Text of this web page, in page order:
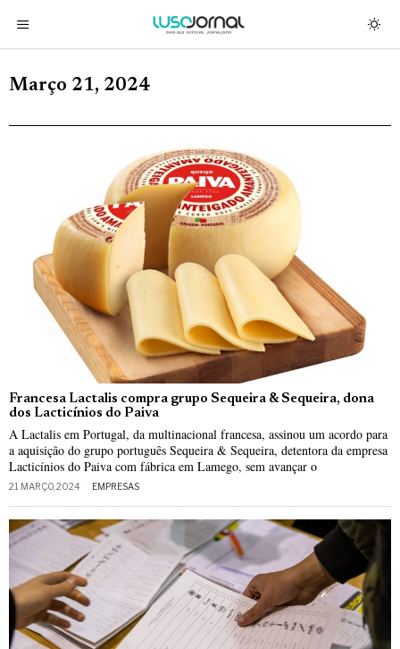
Março 21, 2024
Francesa Lactalis compra grupo Sequeira & Sequeira, dona
dos Lacticínios do Paiva
A Lactalis em Portugal, da multinacional francesa, assinou um acordo para
a aquisição do grupo português Sequeira & Sequeira, detentora da empresa
Lacticínios do Paiva com fábrica em Lamego, sem avançar o
21 MARÇO, 2024 EMPRESAS